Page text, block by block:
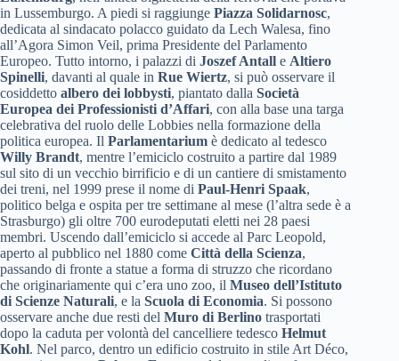
in Lussemburgo. A piedi si raggiunge Piazza Solidarnosc,
dedicata al sindacato polacco guidato da Lech Walesa, fino
all’Agora Simon Veil, prima Presidente del Parlamento
Europeo. Tutto intorno, i palazzi di Joszef Antall e Altiero
Spinelli, davanti al quale in Rue Wiertz, si può osservare il
cosiddetto albero dei lobbysti, piantato dalla Società
Europea dei Professionisti d’Affari, con alla base una targa
celebrativa del ruolo delle Lobbies nella formazione della
politica europea. Il Parlamentarium è dedicato al tedesco
Willy Brandt, mentre l’emiciclo costruito a partire dal 1989
sul sito di un vecchio birrificio e di un cantiere di smistamento
dei treni, nel 1999 prese il nome di Paul-Henri Spaak,
politico belga e ospita per tre settimane al mese (l’altra sede è a
Strasburgo) gli oltre 700 eurodeputati eletti nei 28 paesi
membri. Uscendo dall’emiciclo si accede al Parc Leopold,
aperto al pubblico nel 1880 come Città della Scienza,
passando di fronte a statue a forma di struzzo che ricordano
che originariamente qui c’era uno zoo, il Museo dell’Istituto
di Scienze Naturali, e la Scuola di Economia. Si possono
osservare anche due resti del Muro di Berlino trasportati
dopo la caduta per volontà del cancelliere tedesco Helmut
Kohl. Nel parco, dentro un edificio costruito in stile Art Déco,